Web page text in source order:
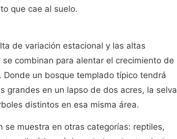
que cae al suelo.
de variación estacional y las altas
combinan para alentar el crecimiento de
un bosque templado típico tendrá
grandes en un lapso de dos acres, la selva
distintos en esa misma área.
se muestra en otras categorías: reptiles,